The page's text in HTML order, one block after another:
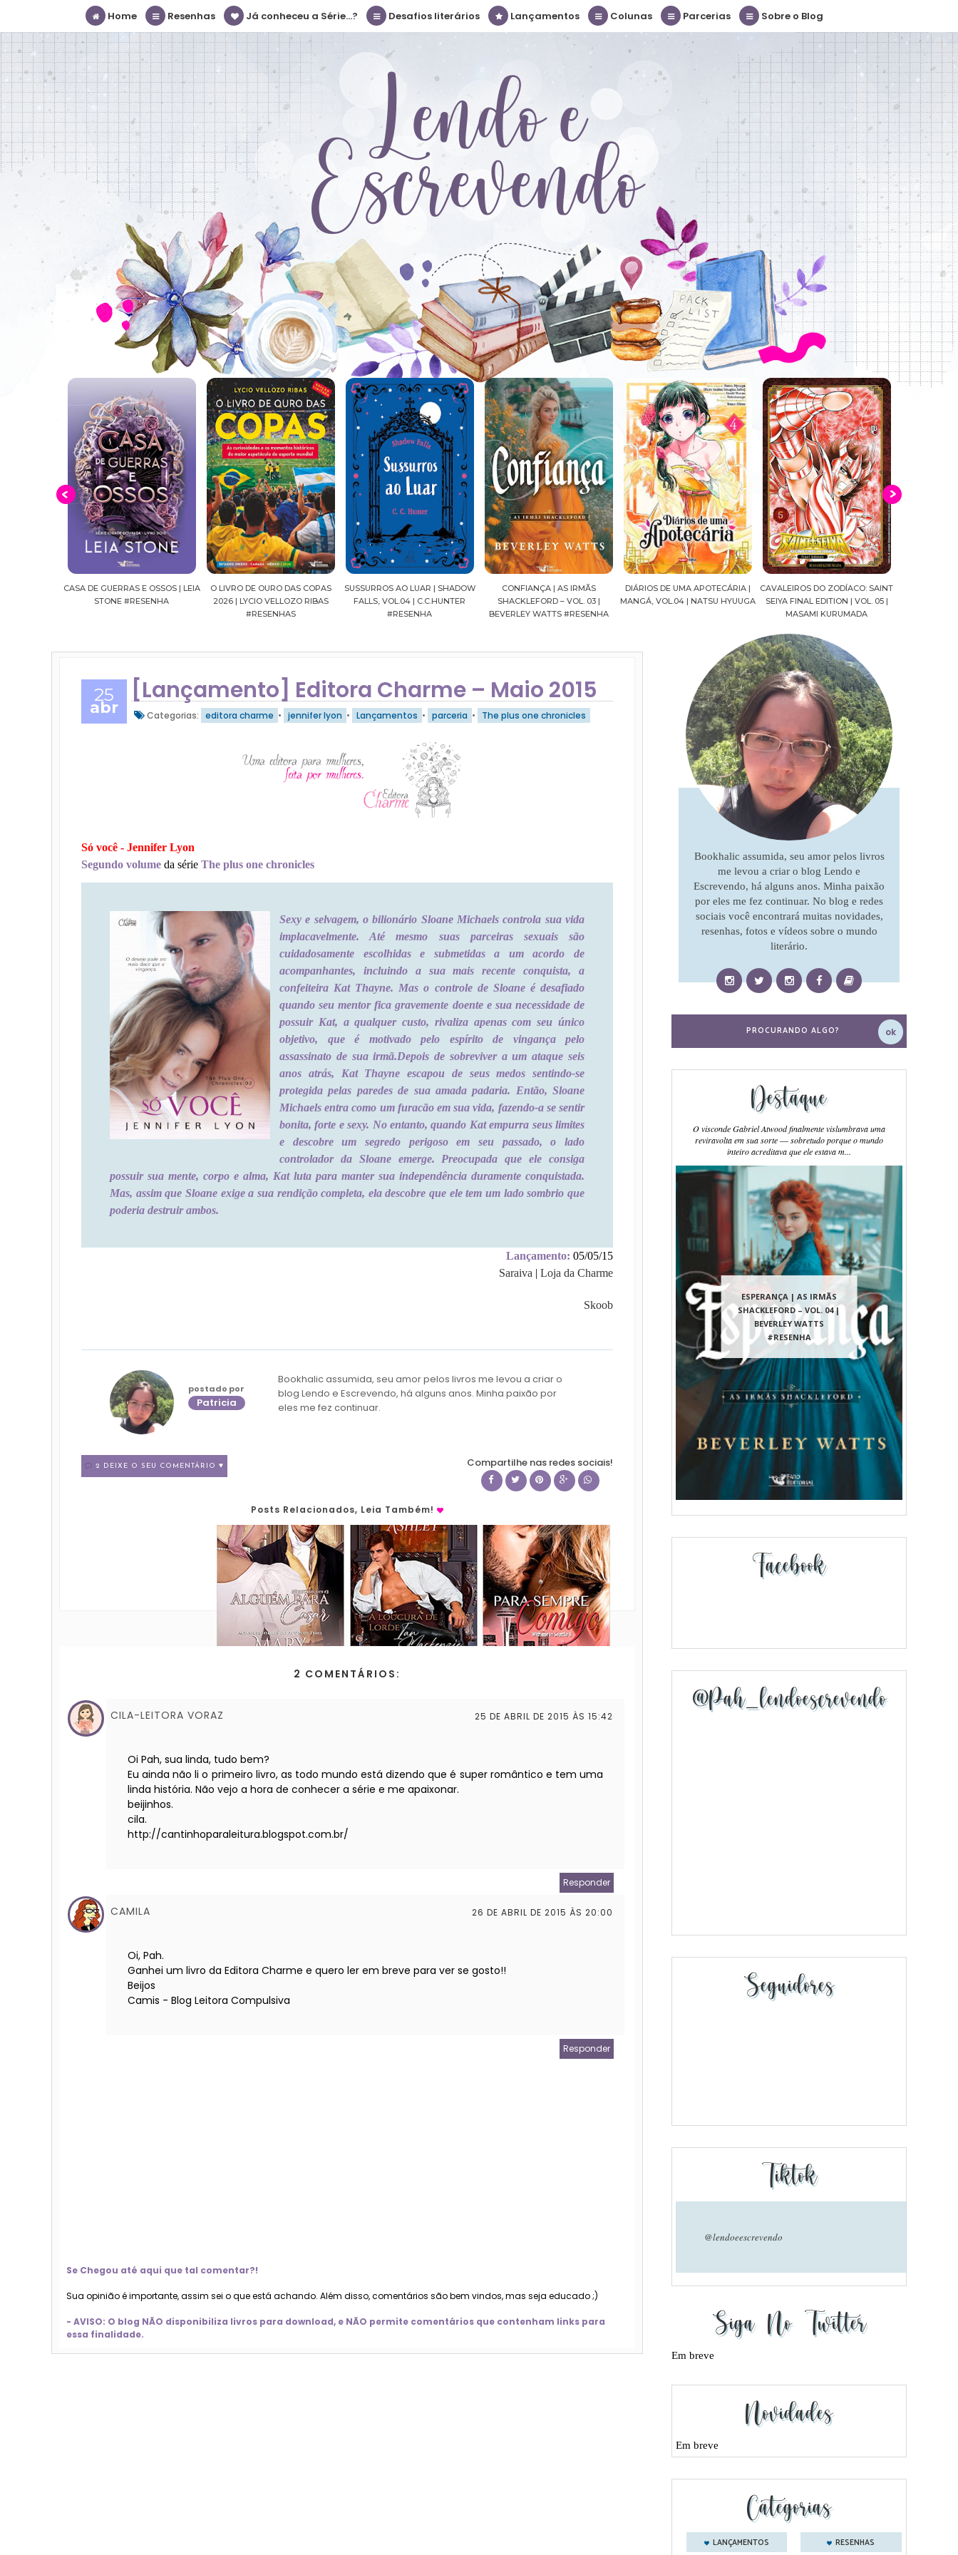
Home Resenhas Já conheceu a Série...? Desafios literários Lançamentos Colunas Parcerias Sobre o Blog
O LIVRO DE OURO DAS COPAS
2026 | LYCIO VELLOZO RIBAS
SUSSURROS AO LUAR | SHADOW
FALLS, VOL.04 | C.C.HUNTER
#RESENHA
CONFIANÇA | AS IRMÃS
SHACKLEFORD – VOL. 03 |
BEVERLEY WATTS #RESENHA
DIÁRIOS DE UMA APOTECÁRIA |
MANGÁ, VOL.04 | NATSU HYUUGA
CAVALEIROS DO ZODÍACO: SAINT
SEIYA FINAL EDITION | VOL. 05 |
CROWN OF WAR AND SHADOW |
J.R.WARD #RESENHA
25
abr
[Lançamento] Editora Charme – Maio 2015
Categorias: editora charme • jennifer lyon • Lançamentos • parceria • The plus one chronicles
Só você - Jennifer Lyon
Segundo volume da série The plus one chronicles
Sexy e selvagem, o bilionário Sloane Michaels controla sua vida
implacavelmente. Até mesmo suas parceiras sexuais são
cuidadosamente escolhidas e submetidas a um acordo de
acompanhantes, incluindo a sua mais recente conquista, a
confeiteira Kat Thayne. Mas o controle de Sloane é desafiado
quando seu mentor fica gravemente doente e sua necessidade de
possuir Kat, a qualquer custo, rivaliza apenas com seu único
objetivo, que é motivado pelo espírito de vingança pelo
assassinato de sua irmã.Depois de sobreviver a um ataque seis
anos atrás, Kat Thayne escapou de seus medos sentindo-se
protegida pelas paredes de sua amada padaria. Então, Sloane
Michaels entra como um furacão em sua vida, fazendo-a se sentir
bonita, forte e sexy. No entanto, quando Kat empurra seus limites
e descobre um segredo perigoso em seu passado, o lado
controlador da Sloane emerge. Preocupada que ele consiga
possuir sua mente, corpo e alma, Kat luta para manter sua independência duramente conquistada.
Mas, assim que Sloane exige a sua rendição completa, ela descobre que ele tem um lado sombrio que
poderia destruir ambos.
Lançamento: 05/05/15
Saraiva | Loja da Charme
Skoob
postado por
Patricia
Bookhalic assumida, seu amor pelos livros me levou a criar o
blog Lendo e Escrevendo, há alguns anos. Minha paixão por
eles me fez continuar.
2 DEIXE O SEU COMENTÁRIO ♥ Compartilhe nas redes sociais!
Posts Relacionados, Leia Também!
2 COMENTÁRIOS:
CILA-LEITORA VORAZ 25 DE ABRIL DE 2015 ÀS 15:42
Oi Pah, sua linda, tudo bem?
Eu ainda não li o primeiro livro, as todo mundo está dizendo que é super romântico e tem uma
linda história. Não vejo a hora de conhecer a série e me apaixonar.
beijinhos.
cila.
http://cantinhoparaleitura.blogspot.com.br/
Responder
CAMILA 26 DE ABRIL DE 2015 ÀS 20:00
Oi, Pah.
Ganhei um livro da Editora Charme e quero ler em breve para ver se gosto!!
Beijos
Camis - Blog Leitora Compulsiva
Responder
Se Chegou até aqui que tal comentar?!
Sua opinião é importante, assim sei o que está achando. Além disso, comentários são bem vindos, mas seja educado ;)
- AVISO: O blog NÃO disponibiliza livros para download, e NÃO permite comentários que contenham links para
essa finalidade.
Bookhalic assumida, seu amor pelos livros
me levou a criar o blog Lendo e
Escrevendo, há alguns anos. Minha paixão
por eles me fez continuar. No blog e redes
sociais você encontrará muitas novidades,
resenhas, fotos e vídeos sobre o mundo
literário.
Destaque
ESPERANÇA | AS IRMÃS
SHACKLEFORD – VOL. 04 |
BEVERLEY WATTS
#RESENHA
O visconde Gabriel Atwood finalmente vislumbrava uma
reviravolta em sua sorte ― sobretudo porque o mundo
inteiro acreditava que ele estava m...
Facebook
@pah_lendoescrevendo
Seguidores
Tiktok
@lendoeescrevendo
Siga No Twitter
Em breve
Novidades
Em breve
Categorias
LANÇAMENTOS RESENHAS